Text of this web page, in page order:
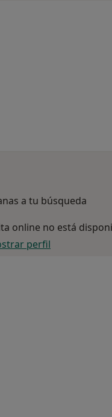
a tu búsqueda
online no está
perfil